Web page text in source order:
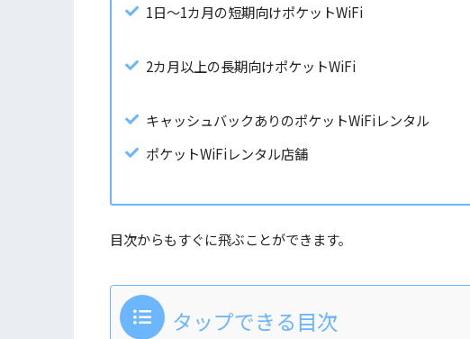
1日～1カ月の短期向けポケットWiFi
2カ月以上の長期向けポケットWiFi
キャッシュバックありのポケットWiFiレンタル
ポケットWiFiレンタル店舗
目次からもすぐに飛ぶことができます。
タップできる目次